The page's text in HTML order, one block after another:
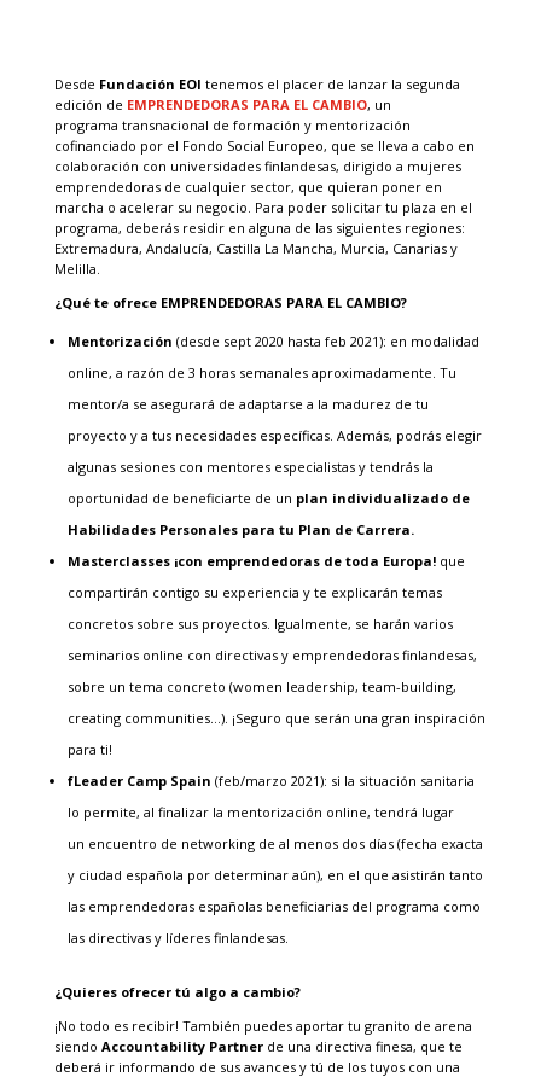
Desde Fundación EOI tenemos el placer de lanzar la segunda
edición de EMPRENDEDORAS PARA EL CAMBIO, un
programa transnacional de formación y mentorización
cofinanciado por el Fondo Social Europeo, que se lleva a cabo en
colaboración con universidades finlandesas, dirigido a mujeres
emprendedoras de cualquier sector, que quieran poner en
marcha o acelerar su negocio. Para poder solicitar tu plaza en el
programa, deberás residir en alguna de las siguientes regiones:
Extremadura, Andalucía, Castilla La Mancha, Murcia, Canarias y
Melilla.
¿Qué te ofrece EMPRENDEDORAS PARA EL CAMBIO?
Mentorización (desde sept 2020 hasta feb 2021): en modalidad
online, a razón de 3 horas semanales aproximadamente. Tu
mentor/a se asegurará de adaptarse a la madurez de tu
proyecto y a tus necesidades específicas. Además, podrás elegir
algunas sesiones con mentores especialistas y tendrás la
oportunidad de beneficiarte de un plan individualizado de
Habilidades Personales para tu Plan de Carrera.
Masterclasses ¡con emprendedoras de toda Europa! que
compartirán contigo su experiencia y te explicarán temas
concretos sobre sus proyectos. Igualmente, se harán varios
seminarios online con directivas y emprendedoras finlandesas,
sobre un tema concreto (women leadership, team-building,
creating communities…). ¡Seguro que serán una gran inspiración
para ti!
fLeader Camp Spain (feb/marzo 2021): si la situación sanitaria
lo permite, al finalizar la mentorización online, tendrá lugar
un encuentro de networking de al menos dos días (fecha exacta
y ciudad española por determinar aún), en el que asistirán tanto
las emprendedoras españolas beneficiarias del programa como
las directivas y líderes finlandesas.
¿Quieres ofrecer tú algo a cambio?
¡No todo es recibir! También puedes aportar tu granito de arena
siendo Accountability Partner de una directiva finesa, que te
deberá ir informando de sus avances y tú de los tuyos con una